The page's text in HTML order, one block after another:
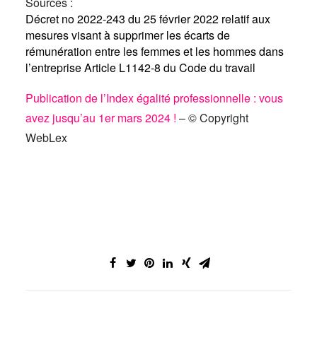
Décret no 2022-243 du 25 février 2022 relatif aux
mesures visant à supprimer les écarts de
rémunération entre les femmes et les hommes dans
l’entrepriseArticle L1142-8 du Code du travail
Publication de l’Index égalité professionnelle : vous
avez jusqu’au 1er mars 2024 ! – © Copyright
WebLex